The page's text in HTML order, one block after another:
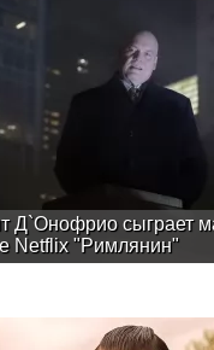
Д`Онофрио сыграет
Netflix "Римлянин"